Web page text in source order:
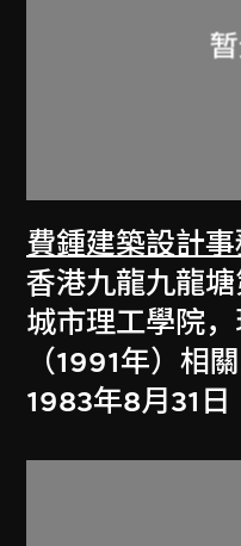
費鍾建築設計
香港九龍九龍
城市理工學院，
（1991年）相
1983年8月31日